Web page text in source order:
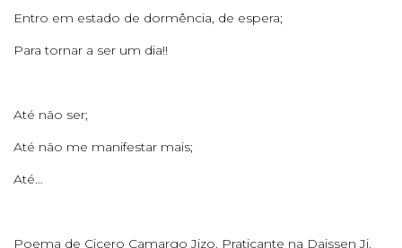
Entro em estado de dormência, de espera;
Para tornar a ser um dia!!
Até não ser;
Até não me manifestar mais;
Até…
Poema de Cicero Camargo Jizo. Praticante na Daissen Ji.